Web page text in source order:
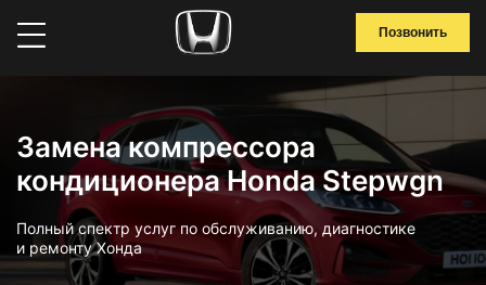
Позвонить
Замена компрессора
кондиционера Honda Stepwgn
Полный спектр услуг по обслуживанию, диагностике
и ремонту Хонда